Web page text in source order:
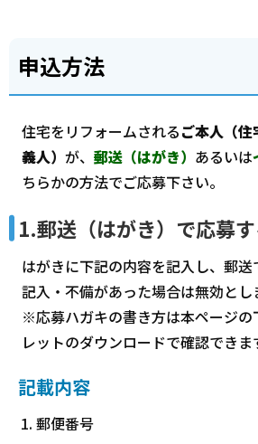
申込方法
住宅をリフォームされるご本人（
義人） が、 郵送（はがき） あるいは
ちらかの方法でご応募下さい。
1.郵送（はがき）で応募
はがきに下記の内容を記入し、郵
記入・不備があった場合は無効とし
※応募ハガキの書き方は本ページの
レットのダウンロードで確認できま
記載内容
郵便番号